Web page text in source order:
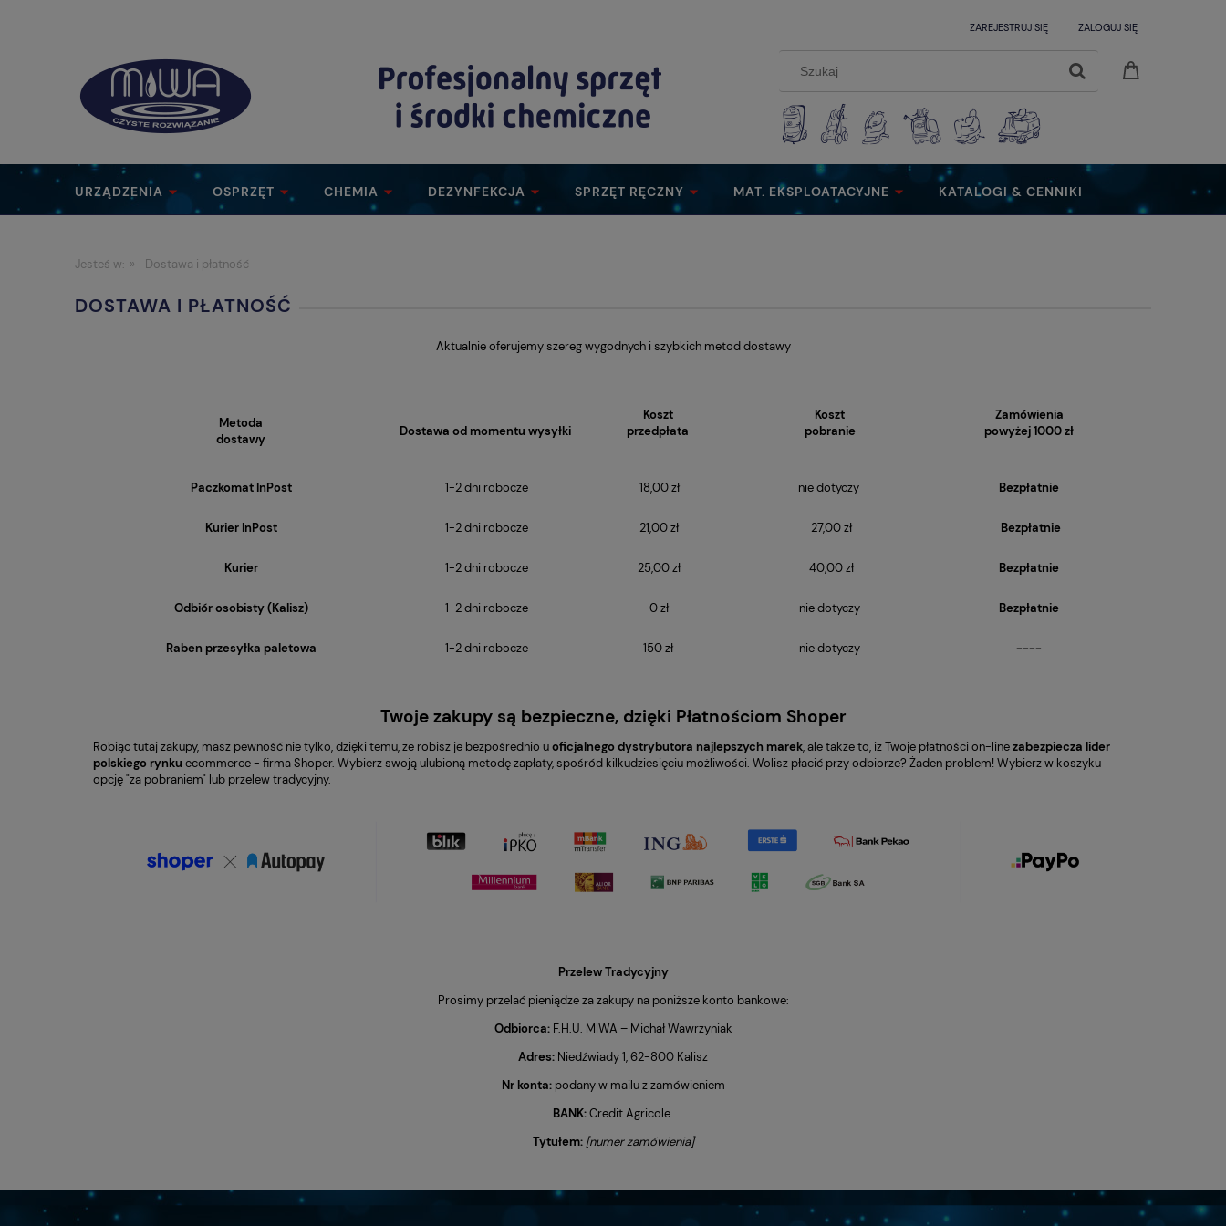
ZAREJESTRUJ SIĘ ZALOGUJ SIĘ
URZĄDZENIA OSPRZĘT CHEMIA DEZYNFEKCJA SPRZĘT RĘCZNY MAT. EKSPLOATACYJNE KATALOGI & CENNIKI
Jesteś w: » Dostawa i płatność
DOSTAWA I PŁATNOŚĆ
Aktualnie oferujemy szereg wygodnych i szybkich metod dostawy
Metoda
dostawy
Dostawa od momentu wysyłki
Koszt
przedpłata
Koszt
pobranie
Zamówienia
powyżej 1000 zł
Paczkomat InPost 1-2 dni robocze 18,00 zł nie dotyczy Bezpłatnie
Kurier InPost 1-2 dni robocze 21,00 zł 27,00 zł Bezpłatnie
Kurier 1-2 dni robocze 25,00 zł 40,00 zł Bezpłatnie
Odbiór osobisty (Kalisz) 1-2 dni robocze 0 zł nie dotyczy Bezpłatnie
Raben przesyłka paletowa 1-2 dni robocze 150 zł nie dotyczy ----
Twoje zakupy są bezpieczne, dzięki Płatnościom Shoper
Robiąc tutaj zakupy, masz pewność nie tylko, dzięki temu, że robisz je bezpośrednio uoficjalnego dystrybutora najlepszych marek, ale także to, iż Twoje płatności on-linezabezpiecza lider
polskiego rynku ecommerce - firma Shoper. Wybierz swoją ulubioną metodę zapłaty, spośród kilkudziesięciu możliwości. Wolisz płacić przy odbiorze? Żaden problem! Wybierz w koszyku
opcję "za pobraniem" lub przelew tradycyjny.
Przelew Tradycyjny
Prosimy przelać pieniądze za zakupy na poniższe konto bankowe:
Odbiorca: F.H.U. MIWA – Michał Wawrzyniak
Adres: Niedźwiady 1, 62-800 Kalisz
Nr konta:podany w mailu z zamówieniem
BANK:Credit Agricole
Tytułem: [numer zamówienia]